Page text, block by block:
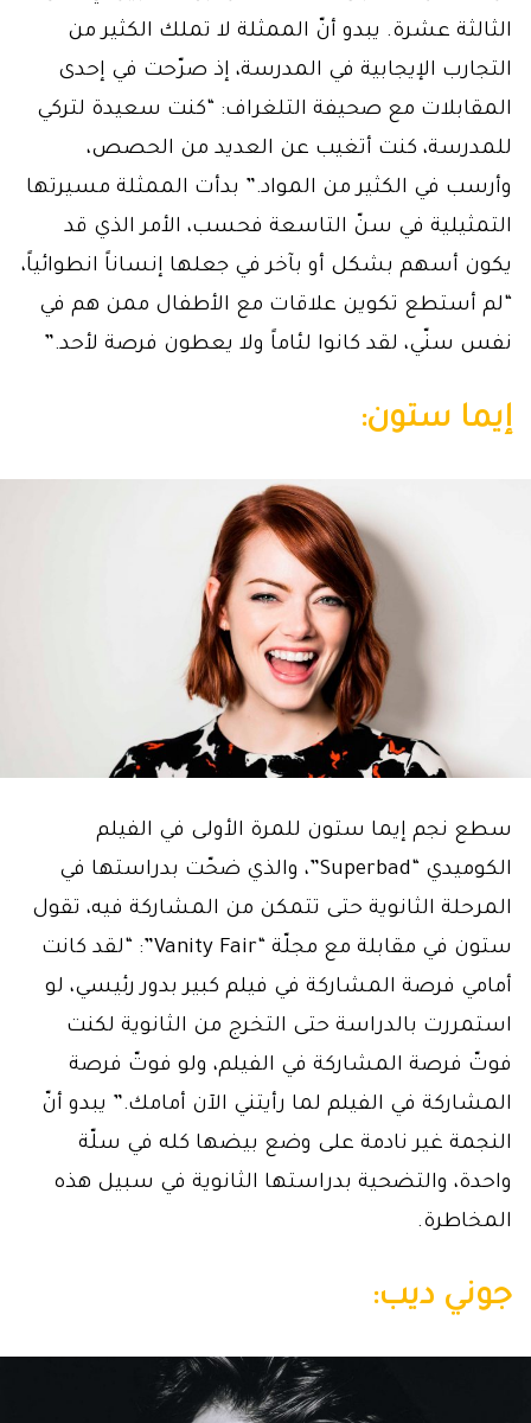
الثالثة عشرة. يبدو أنّ الممثلة لا تملك الكثير من
التجارب الإيجابية في المدرسة، إذ صرّحت في إحدى
المقابلات مع صحيفة التلغراف: “كنت سعيدة لتركي
للمدرسة، كنت أتغيب عن العديد من الحصص،
وأرسب في الكثير من المواد.” بدأت الممثلة مسيرتها
التمثيلية في سنّ التاسعة فحسب، الأمر الذي قد
يكون أسهم بشكل أو بآخر في جعلها إنساناً انطوائياً،
“لم أستطع تكوين علاقات مع الأطفال ممن هم في
نفس سنّي، لقد كانوا لئاماً ولا يعطون فرصة لأحد.”
إيما ستون:
سطع نجم إيما ستون للمرة الأولى في الفيلم
الكوميدي “Superbad”، والذي ضحّت بدراستها في
المرحلة الثانوية حتى تتمكن من المشاركة فيه، تقول
ستون في مقابلة مع مجلّة “Vanity Fair”: “لقد كانت
أمامي فرصة المشاركة في فيلم كبير بدور رئيسي، لو
استمررت بالدراسة حتى التخرج من الثانوية لكنت
فوتّ فرصة المشاركة في الفيلم، ولو فوتّ فرصة
المشاركة في الفيلم لما رأيتني الآن أمامك.” يبدو أنّ
النجمة غير نادمة على وضع بيضها كله في سلّة
واحدة، والتضحية بدراستها الثانوية في سبيل هذه
المخاطرة.
جوني ديب: